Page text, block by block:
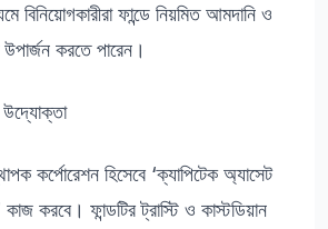
বিনিয়োগকারীরা ফান্ডে নিয়মিত আমদানি ও
উপার্জন করতে পারেন।
উদ্যোক্তা
কর্পোরেশন হিসেবে ‘ক্যাপিটেক অ্যাসেট
কাজ করবে। ফান্ডটির ট্রাস্টি ও কাস্টডিয়ান